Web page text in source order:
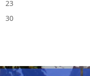
23
30